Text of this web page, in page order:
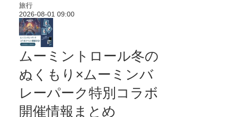
旅行
2026-08-01 09:00
ムーミントロール冬の
ぬくもり×ムーミンバ
レーパーク特別コラボ
開催情報まとめ